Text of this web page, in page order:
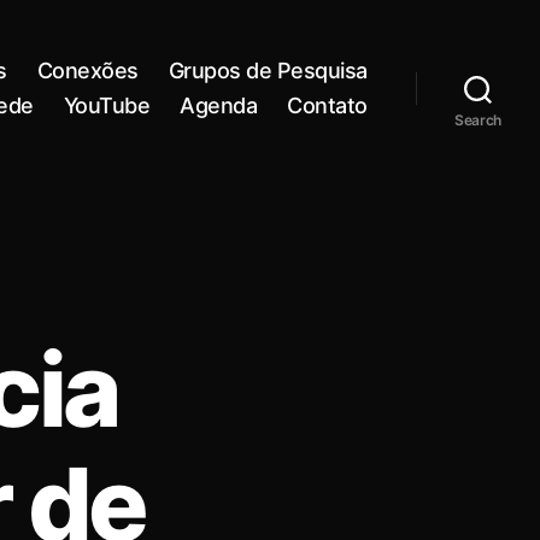
Conexões
Grupos de Pesquisa
YouTube Agenda Contato
Search
de